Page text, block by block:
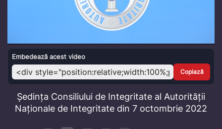
Play
Video
Embedează acest video
Copiază
Ședința Consiliului de Integritate al Autorității
Naționale de Integritate din 7 octombrie 2022